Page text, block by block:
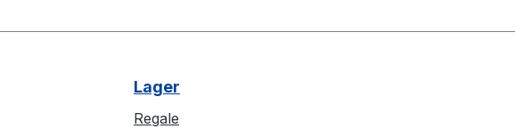
Lager
Regale